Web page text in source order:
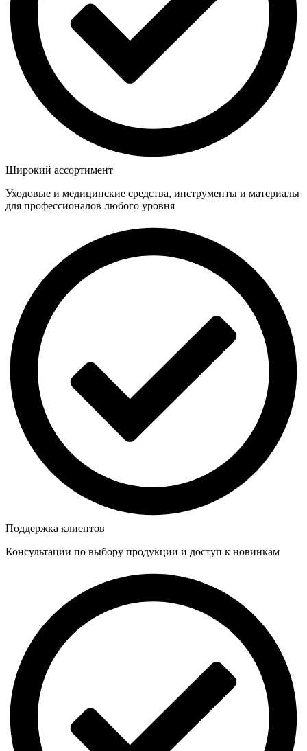
Широкий ассортимент
Уходовые и медицинские средства, инструменты и материалы
для профессионалов любого уровня
Поддержка клиентов
Консультации по выбору продукции и доступ к новинкам